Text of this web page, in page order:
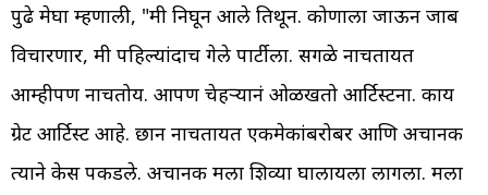
पुढे मेघा म्हणाली, "मी निघून आले तिथून. कोणाला जाऊन जाब
विचारणार, मी पहिल्यांदाच गेले पार्टीला. सगळे नाचतायत
आम्हीपण नाचतोय. आपण चेहऱ्यानं ओळखतो आर्टिस्टना. काय
ग्रेट आर्टिस्ट आहे. छान नाचतायत एकमेकांबरोबर आणि अचानक
त्याने केस पकडले. अचानक मला शिव्या घालायला लागला. मला